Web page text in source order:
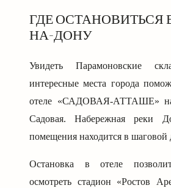
ГДЕ ОСТАНОВИТЬСЯ
НА-ДОНУ
Увидеть Парамоновские
интересные места города
отеле «САДОВАЯ-АТТАШЕ»
Садовая. Набережная реки
помещения находится в шаговой
Остановка в отеле
осмотреть стадион «Ростов